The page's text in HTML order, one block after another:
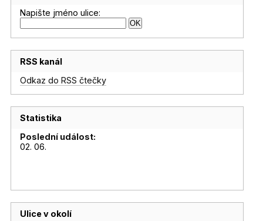
Napište jméno ulice:
RSS kanál
Odkaz do RSS čtečky
Statistika
Poslední událost:
02. 06.
Ulice v okolí